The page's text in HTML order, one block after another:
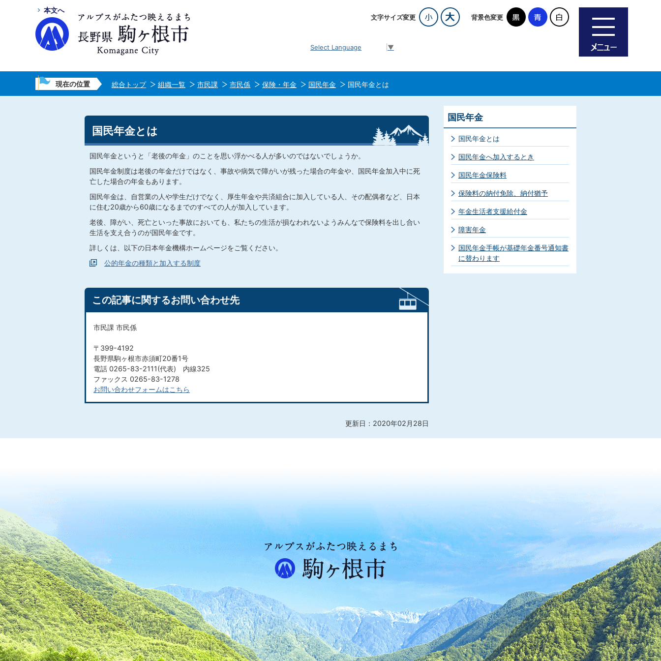
本文へ
文字サイズ変更 背景色変更
Select Language ▼
現在の位置 総合トップ 組織一覧 市民課 市民係 保険・年金 国民年金 国民年金とは
国民年金とは
国民年金というと「老後の年金」のことを思い浮かべる人が多いのではないでしょうか。
国民年金制度は老後の年金だけではなく、事故や病気で障がいが残った場合の年金や、国民年金加入中に死
亡した場合の年金もあります。
国民年金は、自営業の人や学生だけでなく、厚生年金や共済組合に加入している人、その配偶者など、日本
に住む20歳から60歳になるまでのすべての人が加入しています。
老後、障がい、死亡といった事故においても、私たちの生活が損なわれないようみんなで保険料を出し合い
生活を支え合うのが国民年金です。
詳しくは、以下の日本年金機構ホームページをご覧ください。
公的年金の種類と加入する制度
この記事に関するお問い合わせ先
市民課 市民係
〒399-4192
長野県駒ヶ根市赤須町20番1号
電話 0265-83-2111(代表) 内線325
ファックス 0265-83-1278
お問い合わせフォームはこちら
更新日：2020年02月28日
国民年金
国民年金とは
国民年金へ加入するとき
国民年金保険料
保険料の納付免除、納付猶予
年金生活者支援給付金
障害年金
国民年金手帳が基礎年金番号通知書
に替わります
ア
ル
た
つ
映
え
る
ま
ち